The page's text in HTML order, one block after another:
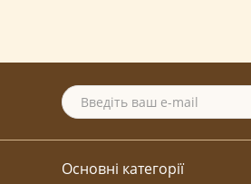
Основні категорії